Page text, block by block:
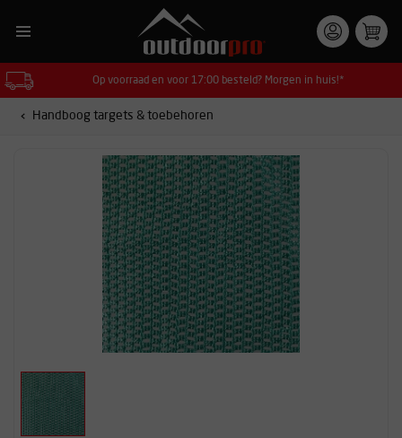
Op voorraad en voor 17:00 besteld? Morgen in huis!*
Handboog targets & toebehoren